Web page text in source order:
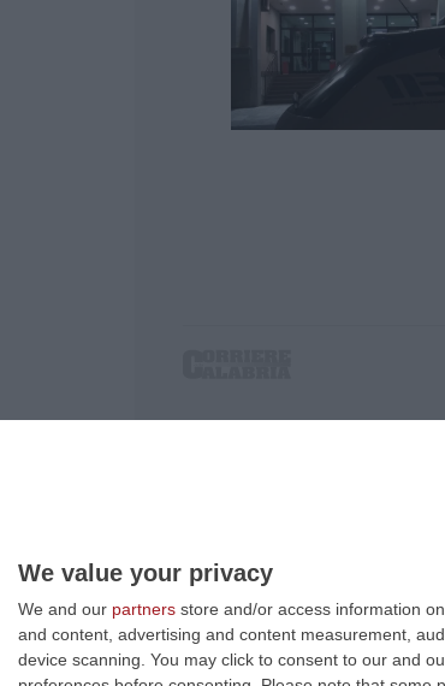
We value your privacy
We and our partners store and/or access information
and content, advertising and content measurement,
device scanning. You may click to consent to our and
P.IVA. 03199620794, Via del
Iscrizione tribunale di Lamezia